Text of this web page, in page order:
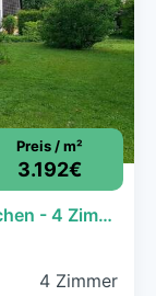
Preis / m²
3.192€
++ Charmanter Bungalow in Grieskirchen - 4 Zimmer, Terrasse, Garage, 125m² Wohnfläche ++
4 Zimmer